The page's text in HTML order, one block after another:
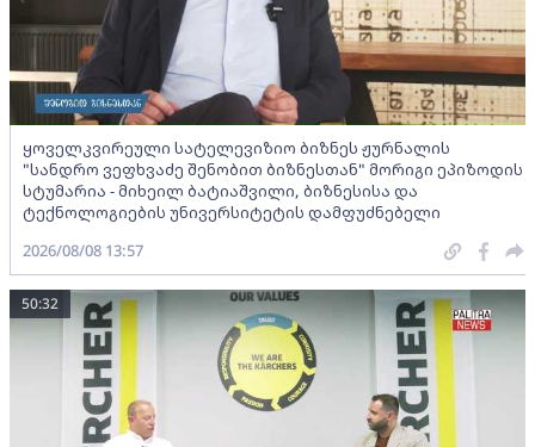
ყოველკვირეული სატელევიზიო ბიზნეს ჟურნალის
"სანდრო ვეფხვაძე შენობით ბიზნესთან" მორიგი ეპიზოდის
სტუმარია - მიხეილ ბატიაშვილი, ბიზნესისა და
ტექნოლოგიების უნივერსიტეტის დამფუძნებელი
2026/08/08 13:57
50:32